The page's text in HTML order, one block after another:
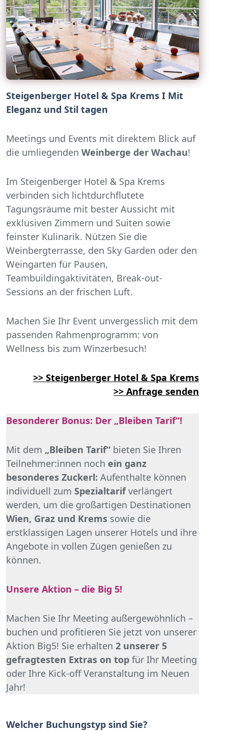
Steigenberger Hotel & Spa Krems I Mit
Eleganz und Stil tagen
Meetings und Events mit direktem Blick auf
die umliegenden Weinberge der Wachau!
Im Steigenberger Hotel & Spa Krems
verbinden sich lichtdurchflutete
Tagungsräume mit bester Aussicht mit
exklusiven Zimmern und Suiten sowie
feinster Kulinarik. Nützen Sie die
Weinbergterrasse, den Sky Garden oder den
Weingarten für Pausen,
Teambuildingaktivitäten, Break-out-
Sessions an der frischen Luft.
Machen Sie Ihr Event unvergesslich mit dem
passenden Rahmenprogramm: von
Wellness bis zum Winzerbesuch!
>> Steigenberger Hotel & Spa Krems
>> Anfrage senden
Besonderer Bonus: Der „Bleiben Tarif“!
Mit dem „Bleiben Tarif“ bieten Sie Ihren
Teilnehmer:innen noch ein ganz
besonderes Zuckerl: Aufenthalte können
individuell zum Spezialtarifverlängert
werden, um die großartigen Destinationen
Wien, Graz und Krems sowie die
erstklassigen Lagen unserer Hotels und ihre
Angebote in vollen Zügen genießen zu
können.
Unsere Aktion – die Big 5!
Machen Sie Ihr Meeting außergewöhnlich –
buchen und profitieren Sie jetzt von unserer
Aktion Big5! Sie erhalten 2 unserer 5
gefragtesten Extras on top für Ihr Meeting
oder Ihre Kick-off Veranstaltung im Neuen
Jahr!
Welcher Buchungstyp sind Sie?